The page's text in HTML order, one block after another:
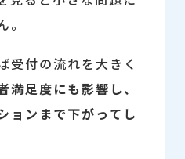
受付の流れを大きく
満足度にも影響し、
ョンまで下がってし